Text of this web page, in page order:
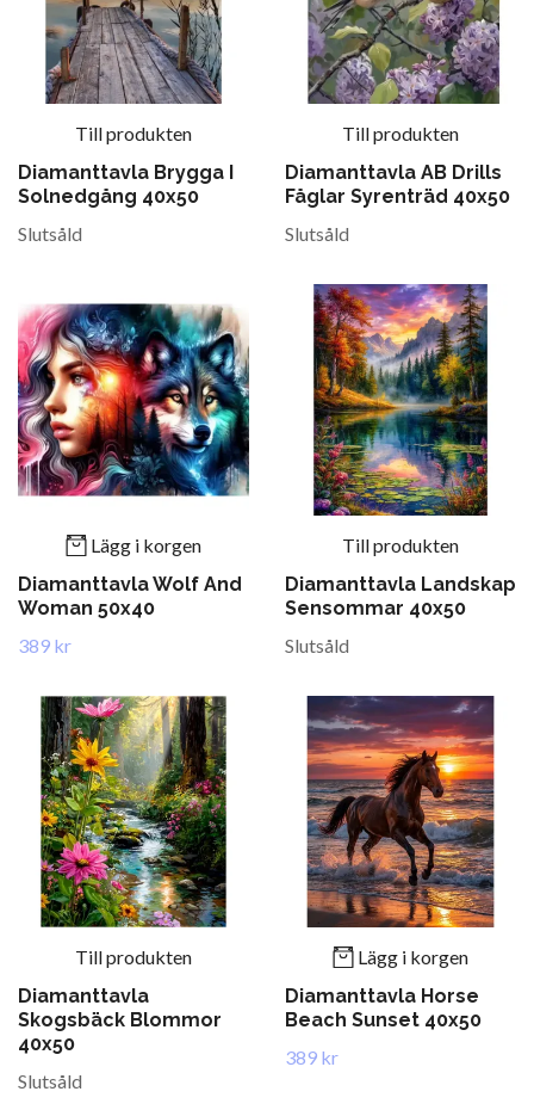
Till produkten
Diamanttavla Brygga I
Solnedgång 40x50
Slutsåld
Till produkten
Diamanttavla AB Drills
Fåglar Syrenträd 40x50
Slutsåld
Lägg i korgen
Diamanttavla Wolf And
Woman 50x40
389 kr
Till produkten
Diamanttavla Landskap
Sensommar 40x50
Slutsåld
Till produkten
Diamanttavla
Skogsbäck Blommor
40x50
Slutsåld
Lägg i korgen
Diamanttavla Horse
Beach Sunset 40x50
389 kr